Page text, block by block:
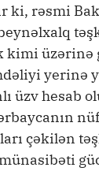
ki, rəsmi
kimi üzərinə
yerinə
üzv hesab
çəkilən